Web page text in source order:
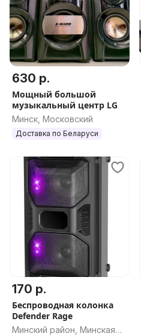
630 р.
Мощный большой
музыкальный центр LG
Минск, Московский
Доставка по Беларуси
170 р.
Беспроводная колонка
Defender Rage
Минский район, Минская